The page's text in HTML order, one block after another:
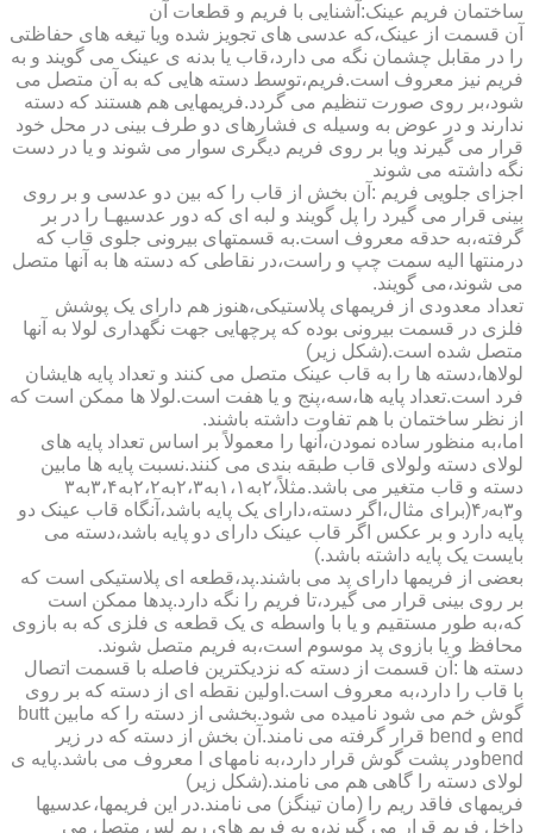
ساختمان فریم عینک:آشنایی با فریم و قطعات آن
آن قسمت از عینک،که عدسی های تجویز شده ویا تیغه های حفاظتی
را در مقابل چشمان نگه می دارد،قاب یا بدنه ی عینک می گویند و به
فریم نیز معروف است.فریم،توسط دسته هایی که به آن متصل می
شود،بر روی صورت تنظیم می گردد.فریمهایی هم هستند که دسته
ندارند و در عوض به وسیله ی فشارهای دو طرف بینی در محل خود
قرار می گیرند ویا بر روی فریم دیگری سوار می شوند و یا در دست
نگه داشته می شوند
اجزای جلویی فریم :آن بخش از قاب را که بین دو عدسی و بر روی
بینی قرار می گیرد را پل گویند و لبه ای که دور عدسیهـا را در بر
گرفته،به حدقه معروف است.به قسمتهای بیرونی جلوی قاب که
درمنتها الیه سمت چپ و راست،در نقاطی که دسته ها به آنها متصل
می شوند،می گویند.
تعداد معدودی از فریمهای پلاستیکی،هنوز هم دارای یک پوشش
فلزی در قسمت بیرونی بوده که پرچهایی جهت نگهداری لولا به آنها
متصل شده است.(شکل زیر)
لولاها،دسته ها را به قاب عینک متصل می کنند و تعداد پایه هایشان
فرد است.تعداد پایه ها،سه،پنج و یا هفت است.لولا ها ممکن است که
از نظر ساختمان با هم تفاوت داشته باشند.
اما،به منظور ساده نمودن،آنها را معمولاً بر اساس تعداد پایه های
لولای دسته ولولای قاب طبقه بندی می کنند.نسبت پایه ها مابین
دسته و قاب متغیر می باشد.مثلاً،۲به۱،۱به۲،۳به۲،۲به۳،۴به۳
و۳به۴٫(برای مثال،اگر دسته،دارای یک پایه باشد،آنگاه قاب عینک دو
پایه دارد و بر عکس اگر قاب عینک دارای دو پایه باشد،دسته می
بایست یک پایه داشته باشد.)
بعضی از فریمها دارای پد می باشند.پد،قطعه ای پلاستیکی است که
بر روی بینی قرار می گیرد،تا فریم را نگه دارد.پدها ممکن است
که،به طور مستقیم و یا با واسطه ی یک قطعه ی فلزی که به بازوی
محافظ و یا بازوی پد موسوم است،به فریم متصل شوند.
دسته ها :آن قسمت از دسته که نزدیکترین فاصله با قسمت اتصال
با قاب را دارد،به معروف است.اولین نقطه ای از دسته که بر روی
گوش خم می شود نامیده می شود.بخشی از دسته را که مابین butt
end و bend قرار گرفته می نامند.آن بخش از دسته که در زیر
bendودر پشت گوش قرار دارد،به نامهای l معروف می باشد.پایه ی
لولای دسته را گاهی هم می نامند.(شکل زیر)
فریمهای فاقد ریم را (مان تینگز) می نامند.در این فریمها،عدسیها
داخل فریم قرار می گیرند،و به فریم های ریم لس متصل می